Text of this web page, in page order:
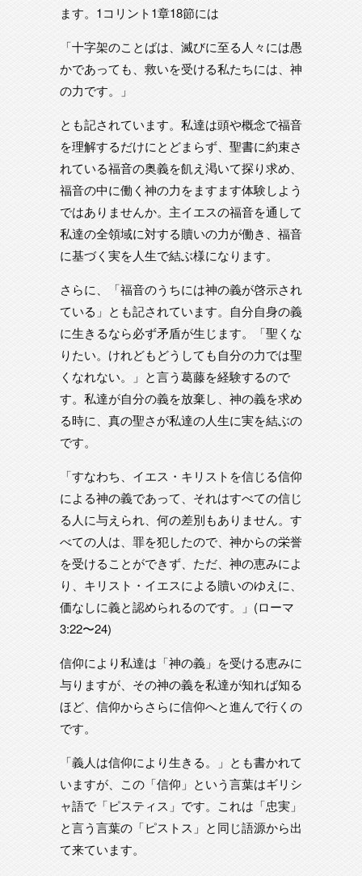
ます。1コリント1章18節には
「十字架のことばは、滅びに至る人々には愚
かであっても、救いを受ける私たちには、神
の力です。」
とも記されています。私達は頭や概念で福音
を理解するだけにとどまらず、聖書に約束さ
れている福音の奥義を飢え渇いて探り求め、
福音の中に働く神の力をますます体験しよう
ではありませんか。主イエスの福音を通して
私達の全領域に対する贖いの力が働き、福音
に基づく実を人生で結ぶ様になります。
さらに、「福音のうちには神の義が啓示され
ている」とも記されています。自分自身の義
に生きるなら必ず矛盾が生じます。「聖くな
りたい。けれどもどうしても自分の力では聖
くなれない。」と言う葛藤を経験するので
す。私達が自分の義を放棄し、神の義を求め
る時に、真の聖さが私達の人生に実を結ぶの
です。
「すなわち、イエス・キリストを信じる信仰
による神の義であって、それはすべての信じ
る人に与えられ、何の差別もありません。す
べての人は、罪を犯したので、神からの栄誉
を受けることができず、ただ、神の恵みによ
り、キリスト・イエスによる贖いのゆえに、
価なしに義と認められるのです。」(ローマ
3:22〜24)
信仰により私達は「神の義」を受ける恵みに
与りますが、その神の義を私達が知れば知る
ほど、信仰からさらに信仰へと進んで行くの
です。
「義人は信仰により生きる。」とも書かれて
いますが、この「信仰」という言葉はギリシ
ャ語で「ピスティス」です。これは「忠実」
と言う言葉の「ピストス」と同じ語源から出
て来ています。